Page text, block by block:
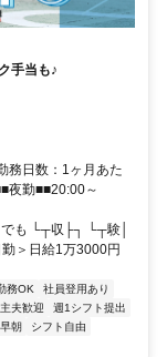
手当も♪
務日数：1ヶ月あた
夜勤■■20:00～
も └┬収├┐ └┬験│
日給1万3000円
務OK
社員登用あり
夫歓迎
週1シフト提出
早朝
シフト自由